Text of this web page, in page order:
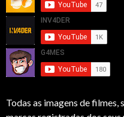
Todas as imagens de filmes,